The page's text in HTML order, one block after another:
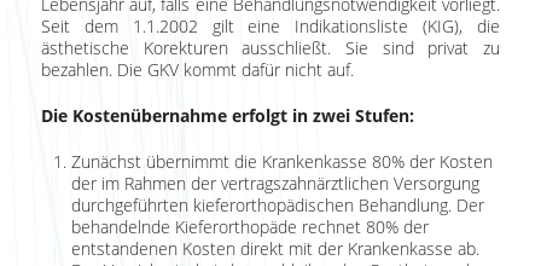
Seit dem 1.1.2002 gilt eine Indikationsliste (KIG), die
ästhetische Korekturen ausschließt. Sie sind privat zu
bezahlen. Die GKV kommt dafür nicht auf.
Die Kostenübernahme erfolgt in zwei Stufen:
Zunächst übernimmt die Krankenkasse 80% der Kosten
der im Rahmen der vertragszahnärztlichen Versorgung
durchgeführten kieferorthopädischen Behandlung. Der
behandelnde Kieferorthopäde rechnet 80% der
entstandenen Kosten direkt mit der Krankenkasse ab.